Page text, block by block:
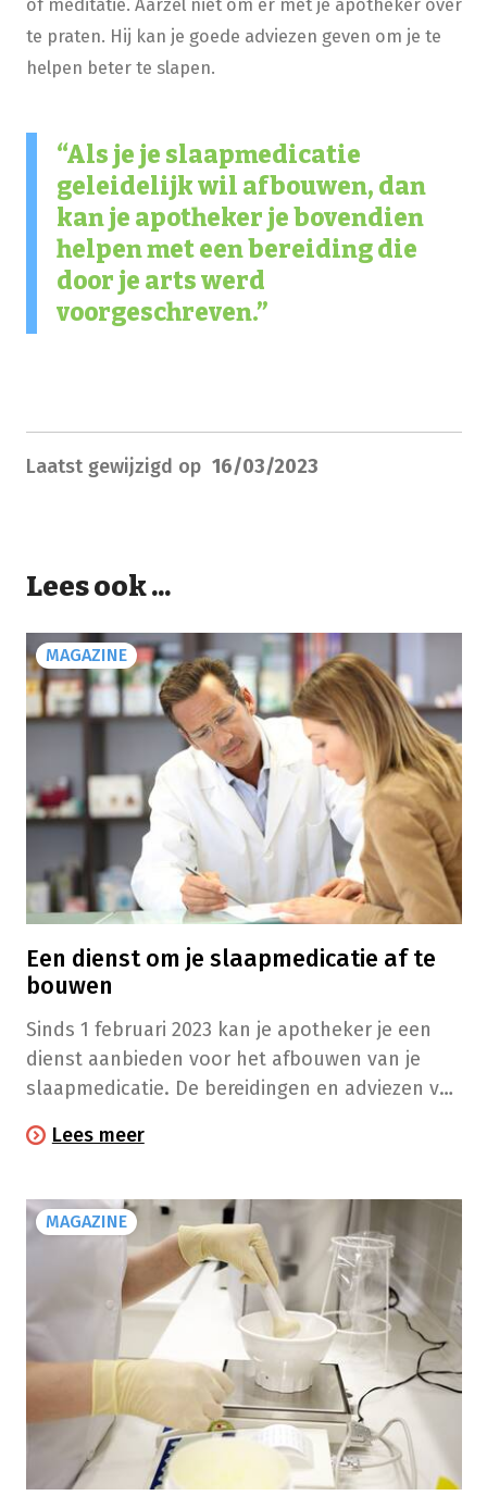
of meditatie. Aarzel niet om er met je apotheker over
te praten. Hij kan je goede adviezen geven om je te
helpen beter te slapen.
Als je je slaapmedicatie
geleidelijk wil afbouwen, dan
kan je apotheker je bovendien
helpen met een bereiding die
door je arts werd
voorgeschreven.
Laatst gewijzigd op 16/03/2023
Lees ook ...
MAGAZINE
Een dienst om je slaapmedicatie af te
bouwen
Sinds 1 februari 2023 kan je apotheker je een
dienst aanbieden voor het afbouwen van je
slaapmedicatie. De bereidingen en adviezen van
RIZIV.Lees meer
MAGAZINE